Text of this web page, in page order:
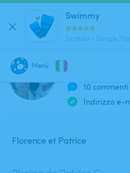
Swimmy
Menù
Dove stai cercando una
10 commenti
Indirizzo e-
Florence et Patrice